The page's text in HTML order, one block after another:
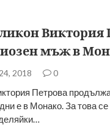
Виктория
мъж в
2018 0
Петрова
е в Монако. За това